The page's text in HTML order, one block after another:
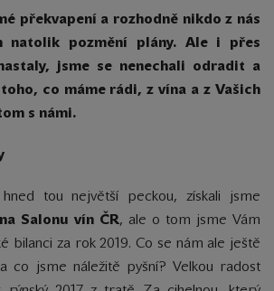
překvapení a rozhodně nikdo z nás
natolik pozmění plány. Ale i přes
jsme se nenechali odradit a
co máme rádi, z vína a z Vašich
s námi.
tou největší peckou, získali jsme
Salonu vín ČR, ale o tom jsme Vám
bilanci za rok 2019. Co se nám ale ještě
co jsme náležitě pyšní? Velkou radost